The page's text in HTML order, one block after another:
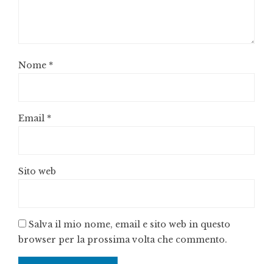
Nome *
Email *
Sito web
Salva il mio nome, email e sito web in questo
browser per la prossima volta che commento.